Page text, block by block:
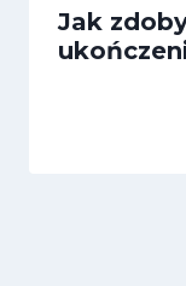
Jak